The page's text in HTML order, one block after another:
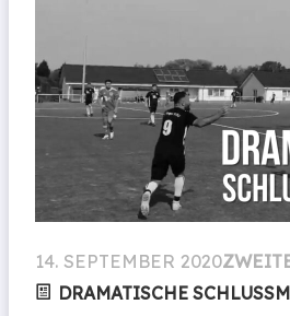
14. SEPTEMBER 2020
DRAMATISCHE